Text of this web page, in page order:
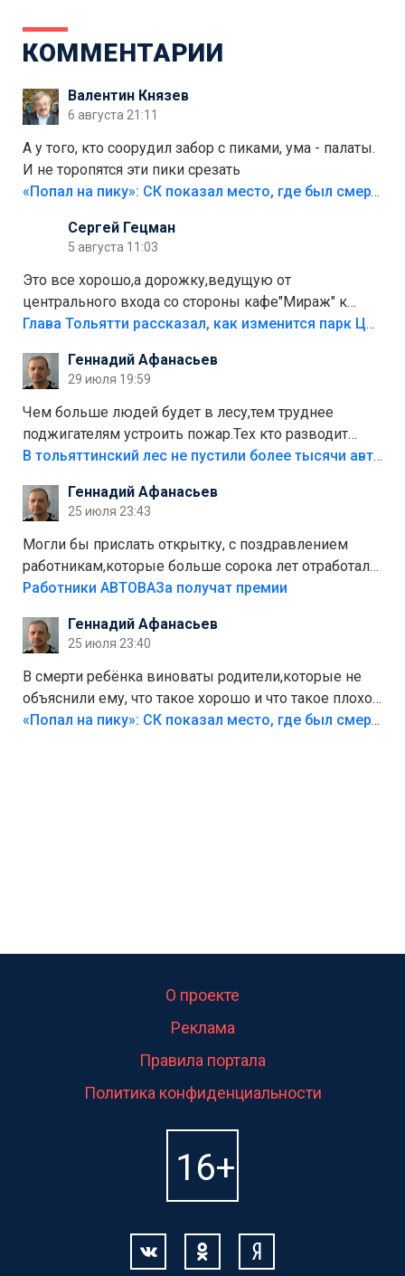
КОММЕНТАРИИ
Валентин Князев
6 августа 21:11
А у того, кто соорудил забор с пиками, ума - палаты.
И не торопятся эти пики срезать
«Попал на пику»: СК показал место, где был смертельно травмирован ребенок в Тольятти
Сергей Гецман
5 августа 11:03
Это все хорошо,а дорожку,ведущую от
центрального входа со стороны кафе"Мираж" к
аттракционам слабо доделать?А то бордюры
лежала в парке и испортилась.Да еще,видимо,часть
украли.
Глава Тольятти рассказал, как изменится парк Центрального района
Геннадий Афанасьев
29 июля 19:59
Чем больше людей будет в лесу,тем труднее
поджигателям устроить пожар.Тех кто разводит
костры,тех надо безбожно штрафовать.Камер полно
Штрафы мизерные.
В тольяттинский лес не пустили более тысячи автомобилей
Геннадий Афанасьев
25 июля 23:43
Могли бы прислать открытку, с поздравлением
работникам,которые больше сорока лет отработали
на предприятии.
Работники АВТОВАЗа получат премии
Геннадий Афанасьев
25 июля 23:40
В смерти ребёнка виноваты родители,которые не
объяснили ему, что такое хорошо и что такое плохо!
Лезть через такой забор,верх безумия,есть же
«Попал на пику»: СК показал место, где был смертельно травмирован ребенок в Тольятти
О проекте
Реклама
Правила портала
Политика конфиденциальности